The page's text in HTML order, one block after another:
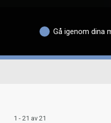
Gå igenom dina
1 - 21 av 21